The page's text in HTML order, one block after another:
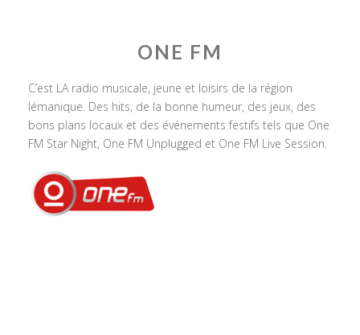
ONE FM
C’est LA radio musicale, jeune et loisirs de la région
lémanique. Des hits, de la bonne humeur, des jeux, des
bons plans locaux et des événements festifs tels que One
FM Star Night, One FM Unplugged et One FM Live Session.